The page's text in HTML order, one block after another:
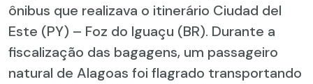
ônibus que realizava o itinerário Ciudad del
Este (PY) – Foz do Iguaçu (BR). Durante a
fiscalização das bagagens, um passageiro
natural de Alagoas foi flagrado transportando